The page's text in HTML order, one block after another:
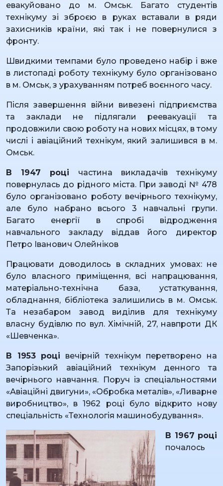
евакуйовано до м. Омськ. Багато студентів
технікуму зі зброєю в руках вставали в ряди
захисників країни, які так і не повернулися з
фронту.
Швидкими темпами було проведено набір і вже
в листопаді роботу технікуму було організовано
в м. Омськ, з урахуванням потреб воєнного часу.
Після завершення війни вивезені підприємства
та заклади не підлягали реевакуації та
продовжили свою роботу на нових місцях, в тому
числі і авіаційний технікум, який залишився в м.
Омськ.
В 1947 році частина викладачів технікуму
повернулась до рідного міста. При заводі № 478
було організовано роботу вечірнього технікуму,
але було набрано всього 3 навчальні групи.
Багато енергії в спробі відродження
навчального закладу віддав його директор
Петро Іванович Олейніков
Працювати доводилось в складних умовах: не
було власного приміщення, всі напрацювання,
матеріально-технічна база, устаткування,
обладнання, бібліотека залишились в м. Омськ.
Та незабаром завод виділив для технікуму
власну будівлю по вул. Хімічній, 27, навпроти ДК
«Шевченка».
В 1953 році вечірній технікум перетворено на
Запорізький авіаційний технікум денного та
вечірнього навчання. Поруч із спеціальностями
«Авіаційні двигуни», «Обробка металів», «Ливарне
виробництво», в 1962 році було відкрито нову
спеціальність «Технологія машинобудування».
В 1967 році
почалось